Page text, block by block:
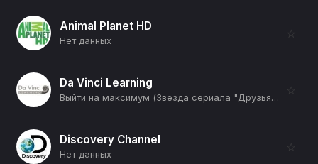
Animal Planet HD
Нет данных
☆
Da Vinci Learning
Выйти на максимум (Звезда сериала "Друзья" (Кортни Кокс) и Танцор (Ченнинг Тейтум)) (12+)
☆
Discovery Channel
Нет данных
☆